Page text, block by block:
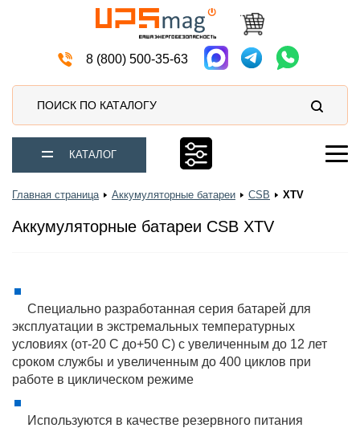
8 (800) 500-35-63
ПОИСК ПО КАТАЛОГУ
КАТАЛОГ
Главная страница Аккумуляторные батареи CSB XTV
Аккумуляторные батареи CSB XTV
Специально разработанная серия батарей для
эксплуатации в экстремальных температурных
условиях (от-20 С до+50 С) с увеличенным до 12 лет
сроком службы и увеличенным до 400 циклов при
работе в циклическом режиме
Используются в качестве резервного питания
Автомобильные аккумуляторы